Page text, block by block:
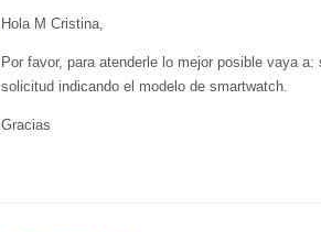
Hola M Cristina,
Por favor, para atenderle lo mejor posible vaya
solicitud indicando el modelo de smartwatch.
Gracias